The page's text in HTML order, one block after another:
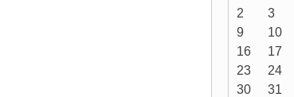
2
3
9
10
16
17
23
24
30
31